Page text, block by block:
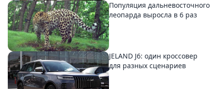
Популяция дальневосточного
леопарда выросла в 6 раз
JELAND J6: один кроссовер
для разных сценариев